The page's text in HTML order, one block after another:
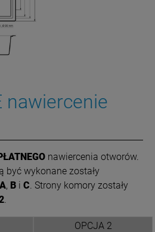
nawiercenie
nawiercenia otworów.
być wykonane zostały
A, B i C . Strony komory zostały
OPCJA 2